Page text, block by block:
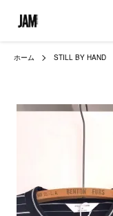
ホーム STILL BY HAND